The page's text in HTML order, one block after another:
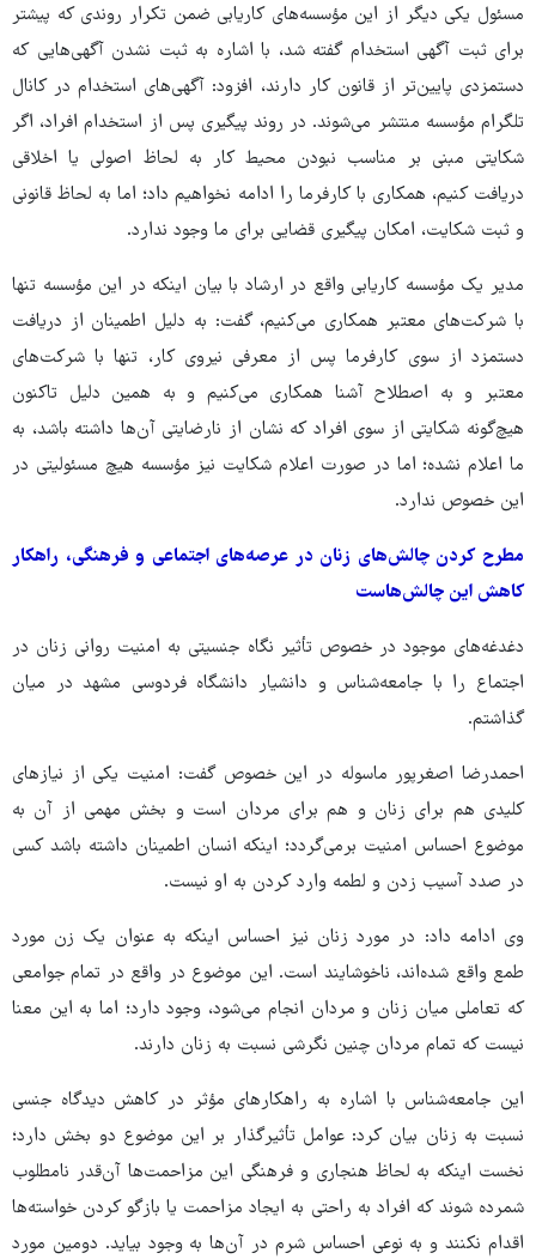
مسئول یکی دیگر از این مؤسسه‌های کاریابی ضمن تکرار روندی که پیشتر
برای ثبت آگهی استخدام گفته شد، با اشاره به ثبت نشدن آگهی‌هایی که
دستمزدی پایین‌تر از قانون کار دارند، افزود: آگهی‌های استخدام در کانال
تلگرام مؤسسه منتشر می‌شوند. در روند پیگیری پس از استخدام افراد، اگر
شکایتی مبنی بر مناسب نبودن محیط کار به لحاظ اصولی یا اخلاقی
دریافت کنیم، همکاری با کارفرما را ادامه نخواهیم داد؛ اما به لحاظ قانونی
و ثبت شکایت، امکان پیگیری قضایی برای ما وجود ندارد.
مدیر یک مؤسسه کاریابی واقع در ارشاد با بیان اینکه در این مؤسسه تنها
با شرکت‌های معتبر همکاری می‌کنیم، گفت: به دلیل اطمینان از دریافت
دستمزد از سوی کارفرما پس از معرفی نیروی کار، تنها با شرکت‌های
معتبر و به اصطلاح آشنا همکاری می‌کنیم و به همین دلیل تاکنون
هیچ‌گونه شکایتی از سوی افراد که نشان از نارضایتی آن‌ها داشته باشد، به
ما اعلام نشده؛ اما در صورت اعلام شکایت نیز مؤسسه هیچ مسئولیتی در
این خصوص ندارد.
مطرح کردن چالش‌های زنان در عرصه‌های اجتماعی و فرهنگی، راهکار
کاهش این چالش‌هاست
دغدغه‌های موجود در خصوص تأثیر نگاه جنسیتی به امنیت روانی زنان در
اجتماع را با جامعه‌شناس و دانشیار دانشگاه فردوسی مشهد در میان
گذاشتم.
احمدرضا اصغرپور ماسوله در این خصوص گفت: امنیت یکی از نیازهای
کلیدی هم برای زنان و هم برای مردان است و بخش مهمی از آن به
موضوع احساس امنیت برمی‌گردد؛ اینکه انسان اطمینان داشته باشد کسی
در صدد آسیب زدن و لطمه وارد کردن به او نیست.
وی ادامه داد: در مورد زنان نیز احساس اینکه به عنوان یک زن مورد
طمع واقع شده‌اند، ناخوشایند است. این موضوع در واقع در تمام جوامعی
که تعاملی میان زنان و مردان انجام می‌شود، وجود دارد؛ اما به این معنا
نیست که تمام مردان چنین نگرشی نسبت به زنان دارند.
این جامعه‌شناس با اشاره به راهکارهای مؤثر در کاهش دیدگاه جنسی
نسبت به زنان بیان کرد: عوامل تأثیرگذار بر این موضوع دو بخش دارد؛
نخست اینکه به لحاظ هنجاری و فرهنگی این مزاحمت‌ها آن‌قدر نامطلوب
شمرده شوند که افراد به راحتی به ایجاد مزاحمت یا بازگو کردن خواسته‌ها
اقدام نکنند و به نوعی احساس شرم در آن‌ها به وجود بیاید. دومین مورد